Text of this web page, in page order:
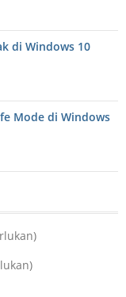
di Windows 10
Mode di Windows